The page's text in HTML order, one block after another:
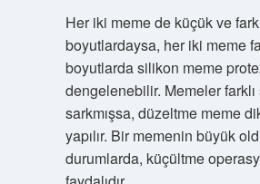
Her iki meme de küçük ve
boyutlardaysa, her iki meme
boyutlarda silikon meme
dengelenebilir. Memeler
sarkmışsa, düzeltme meme
yapılır. Bir memenin büyük
durumlarda, küçültme